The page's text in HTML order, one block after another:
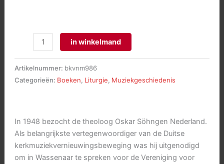
luthers
een
calvinistische
wereld
aantal
in winkelmand
Artikelnummer: bkvnm986
Categorieën: Boeken, Liturgie, Muziekgeschiedenis
In 1948 bezocht de theoloog Oskar Söhngen Nederland.
Als belangrijkste vertegenwoordiger van de Duitse
kerkmuziekvernieuwingsbeweging was hij uitgenodigd
om in Wassenaar te spreken voor de Vereniging voor